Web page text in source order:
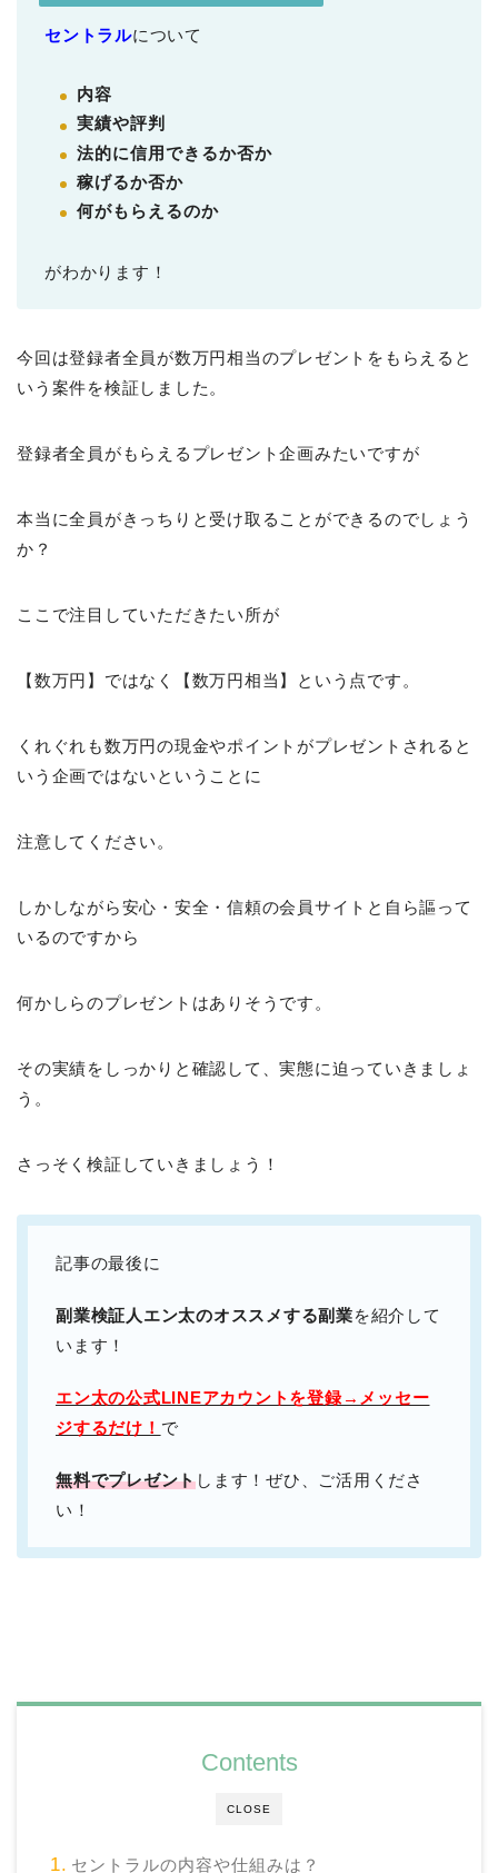
セントラルについて
内容
実績や評判
法的に信用できるか否か
稼げるか否か
何がもらえるのか
がわかります！
今回は登録者全員が数万円相当のプレゼントをもらえると
いう案件を検証しました。
登録者全員がもらえるプレゼント企画みたいですが
本当に全員がきっちりと受け取ることができるのでしょう
か？
ここで注目していただきたい所が
【数万円】ではなく【数万円相当】という点です。
くれぐれも数万円の現金やポイントがプレゼントされると
いう企画ではないということに
注意してください。
しかしながら安心・安全・信頼の会員サイトと自ら謳って
いるのですから
何かしらのプレゼントはありそうです。
その実績をしっかりと確認して、実態に迫っていきましょ
う。
さっそく検証していきましょう！
記事の最後に
副業検証人エン太のオススメする副業を紹介して
います！
エン太の公式LINEアカウントを登録→メッセー
ジするだけ！ で
無料でプレゼントします！ぜひ、ご活用くださ
い！
CLOSE
Contents
セントラルの内容や仕組みは？